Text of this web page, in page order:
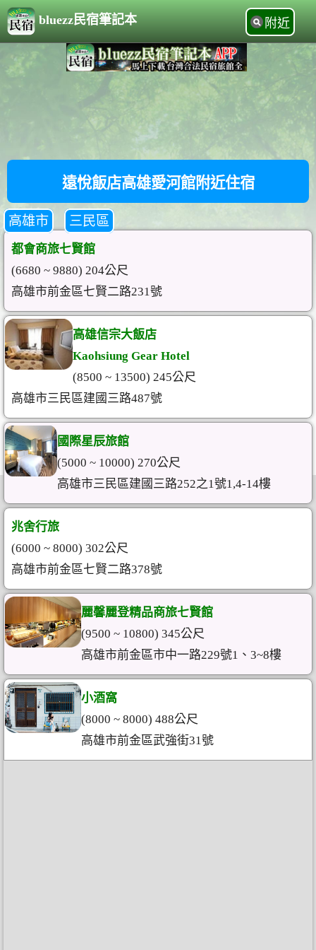
bluezz民宿筆記本 附近
遠悅飯店高雄愛河館附近住宿
高雄市 三民區
都會商旅七賢館
(6680 ~ 9880) 204公尺
高雄市前金區七賢二路231號
高雄信宗大飯店
Kaohsiung Gear Hotel
(8500 ~ 13500) 245公尺
高雄市三民區建國三路487號
國際星辰旅館
(5000 ~ 10000) 270公尺
高雄市三民區建國三路252之1號1,4-14樓
兆舍行旅
(6000 ~ 8000) 302公尺
高雄市前金區七賢二路378號
麗馨麗登精品商旅七賢館
(9500 ~ 10800) 345公尺
高雄市前金區市中一路229號1、3~8樓
小酒窩
(8000 ~ 8000) 488公尺
高雄市前金區武強街31號